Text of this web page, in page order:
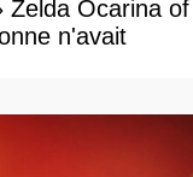
Zelda Ocarina of
n'avait